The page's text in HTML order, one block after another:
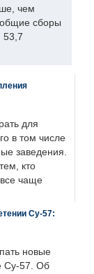
чем
сборы
53,7
для
в том числе
заведения.
кто
все чаще
Су-57:
новые
Су-57. Об